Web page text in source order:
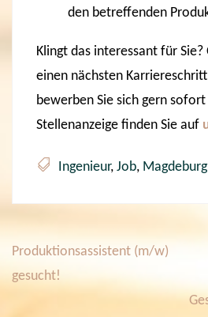
den betreffenden
Klingt das interessant für
einen nächsten
bewerben Sie sich gern sofort
Stellenanzeige finden Sie auf
Ingenieur, Job, Magdeburg
e
Produktionsassistent (m/w)
gesucht!